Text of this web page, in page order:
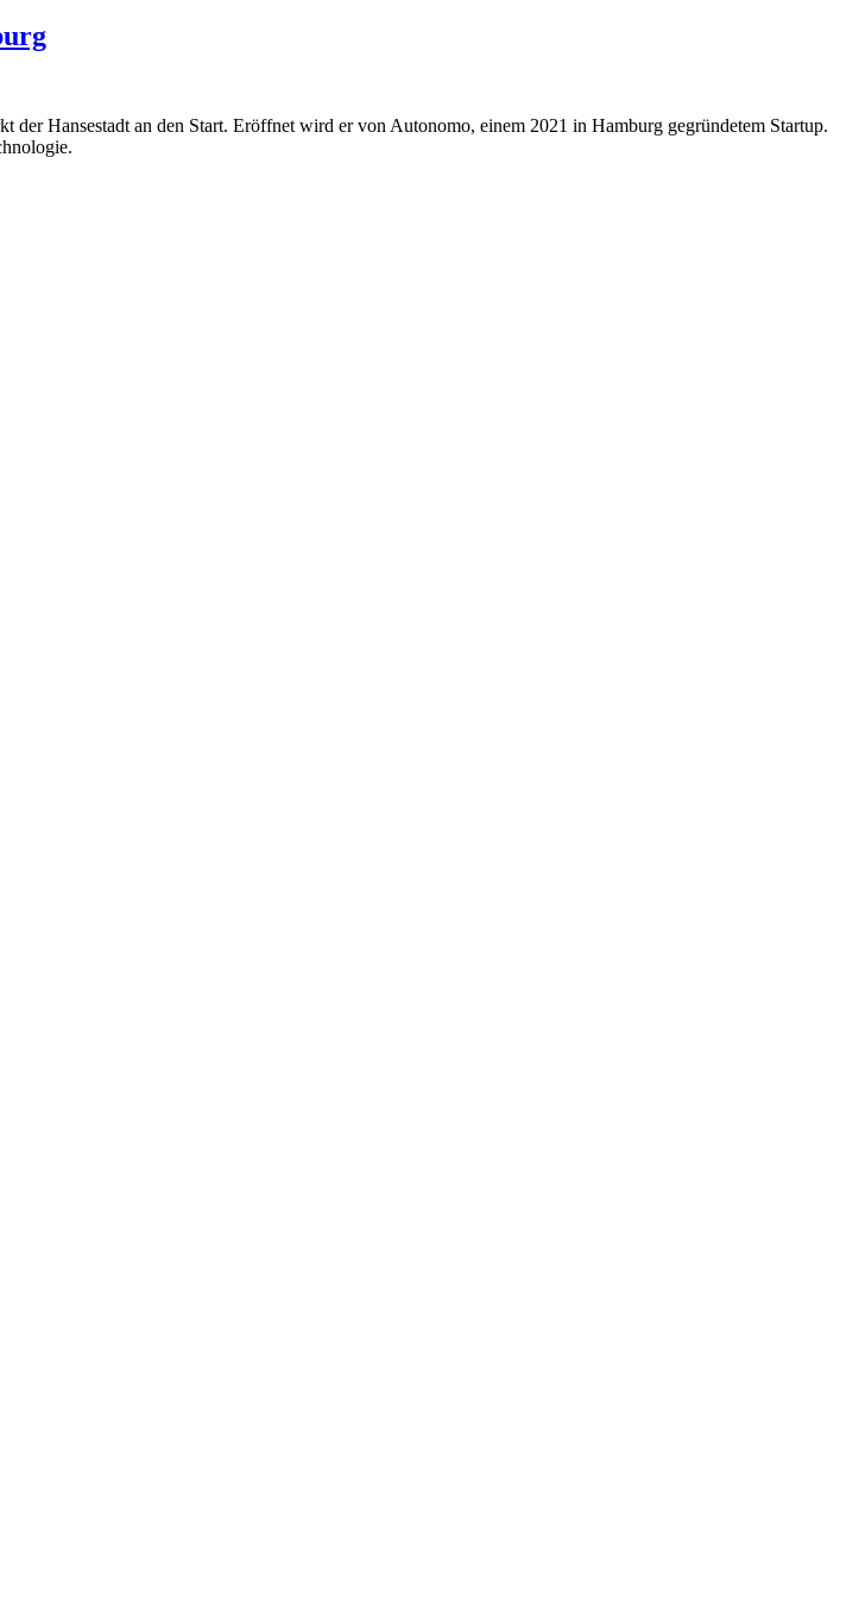
Hansestadt an den Start. Eröffnet wird er von Autonomo, einem 2021 in Hamburg gegründetem Startup.